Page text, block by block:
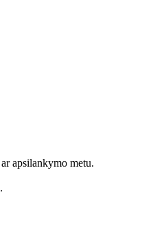
apsilankymo metu.